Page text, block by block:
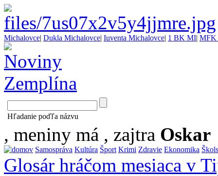
Michalovce| Dukla Michalovce| Iuventa Michalovce| 1 BK MI| MFK
Hľadanie poďľa názvu
, meniny má , zajtra Oskar
Samospráva Kultúra Šport Krimi Zdravie Ekonomika
Glosár hráčom mesiaca v